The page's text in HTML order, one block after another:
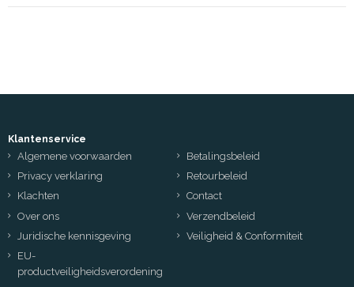
Klantenservice
Algemene voorwaarden
Betalingsbeleid
Privacy verklaring
Retourbeleid
Klachten
Contact
Over ons
Verzendbeleid
Juridische kennisgeving
Veiligheid & Conformiteit
EU-
productveiligheidsverordening